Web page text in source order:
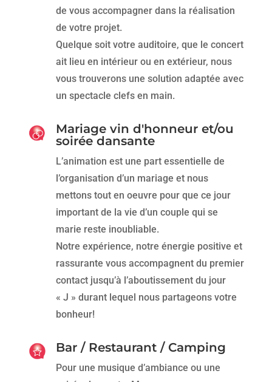
de vous accompagner dans la réalisation
de votre projet.
Quelque soit votre auditoire, que le concert
ait lieu en intérieur ou en extérieur, nous
vous trouverons une solution adaptée avec
un spectacle clefs en main.
Mariage vin d'honneur et/ou
soirée dansante
L’animation est une part essentielle de
l’organisation d’un mariage et nous
mettons tout en oeuvre pour que ce jour
important de la vie d’un couple qui se
marie reste inoubliable.
Notre expérience, notre énergie positive et
rassurante vous accompagnent du premier
contact jusqu’à l’aboutissement du jour
« J » durant lequel nous partageons votre
bonheur!
Bar / Restaurant / Camping
Pour une musique d’ambiance ou une